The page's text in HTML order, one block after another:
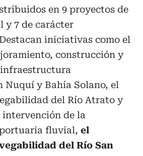
en 9 proyectos de
y 7 de carácter
iniciativas como el
construcción y
Nuquí y Bahía Solano, el
del Río Atrato y
de la
fluvial, el
del Río San